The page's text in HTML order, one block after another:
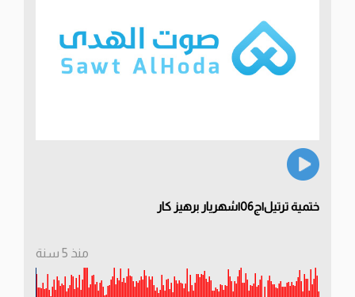
ختمية ترتيل|ج06|شهريار برهيز كار
منذ 5 سنة